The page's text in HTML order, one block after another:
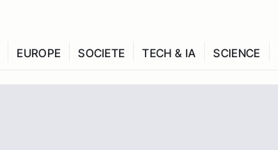
EUROPE SOCIETE TECH & IA SCIENCE